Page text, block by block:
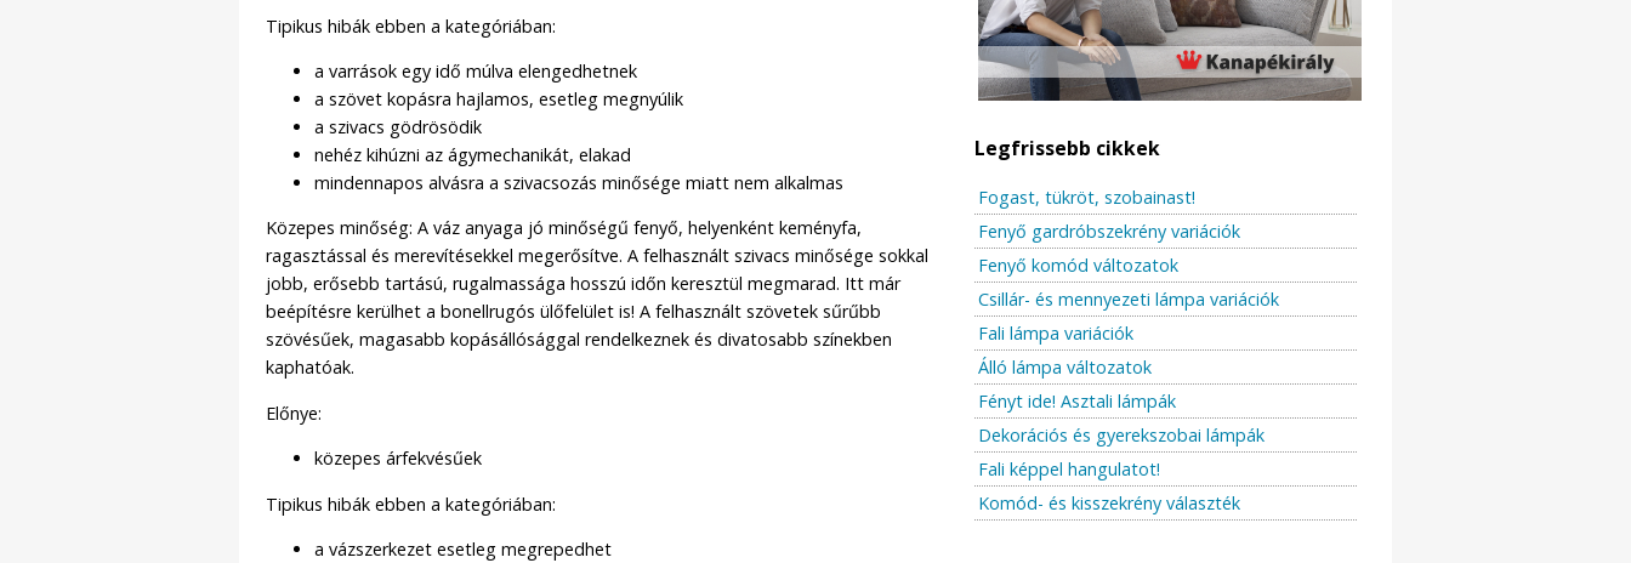
Tipikus hibák ebben a kategóriában:
a varrások egy idő múlva elengedhetnek
a szövet kopásra hajlamos, esetleg megnyúlik
a szivacs gödrösödik
nehéz kihúzni az ágymechanikát, elakad
mindennapos alvásra a szivacsozás minősége miatt nem alkalmas
Közepes minőség: A váz anyaga jó minőségű fenyő, helyenként keményfa,
ragasztással és merevítésekkel megerősítve. A felhasznált szivacs minősége sokkal
jobb, erősebb tartású, rugalmassága hosszú időn keresztül megmarad. Itt már
beépítésre kerülhet a bonellrugós ülőfelület is! A felhasznált szövetek sűrűbb
szövésűek, magasabb kopásállósággal rendelkeznek és divatosabb színekben
kaphatóak.
Előnye:
közepes árfekvésűek
Tipikus hibák ebben a kategóriában:
a vázszerkezet esetleg megrepedhet
Legfrissebb cikkek
Fogast, tükröt, szobainast!
Fenyő gardróbszekrény variációk
Fenyő komód változatok
Csillár- és mennyezeti lámpa variációk
Fali lámpa variációk
Álló lámpa változatok
Fényt ide! Asztali lámpák
Dekorációs és gyerekszobai lámpák
Fali képpel hangulatot!
Komód- és kisszekrény választék